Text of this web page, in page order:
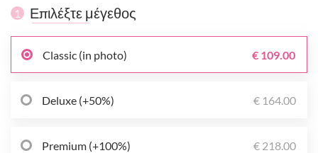
1 Επιλέξτε μέγεθος
Classic (in photo) € 109.00
Deluxe (+50%) € 164.00
Premium (+100%) € 218.00